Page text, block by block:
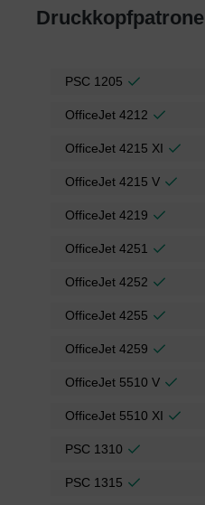
Druckkopfpatrone
PSC 1205
OfficeJet 4212
OfficeJet 4215 XI
OfficeJet 4215 V
OfficeJet 4219
OfficeJet 4251
OfficeJet 4252
OfficeJet 4255
OfficeJet 4259
OfficeJet 5510 V
OfficeJet 5510 XI
PSC 1310
PSC 1315